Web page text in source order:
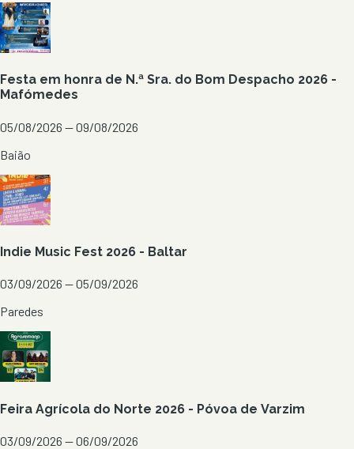
Festa em honra de N.ª Sra. do Bom Despacho 2026 -
Mafómedes
05/08/2026 — 09/08/2026
Baião
Indie Music Fest 2026 - Baltar
03/09/2026 — 05/09/2026
Paredes
Feira Agrícola do Norte 2026 - Póvoa de Varzim
03/09/2026 — 06/09/2026